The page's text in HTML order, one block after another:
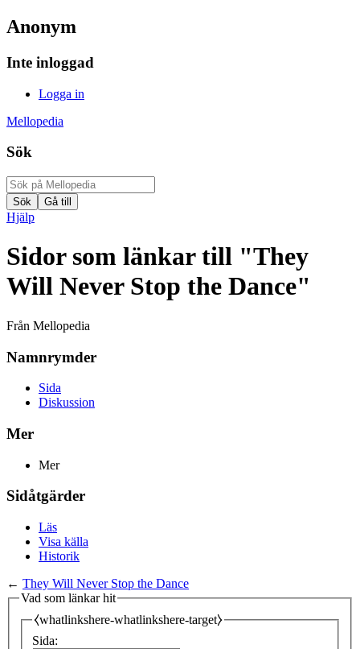
Anonym
Inte inloggad
Logga in
Mellopedia
Sök
Hjälp
Sidor som länkar till "They
Will Never Stop the Dance"
Från Mellopedia
Namnrymder
Sida
Diskussion
Mer
Mer
Sidåtgärder
Läs
Visa källa
Historik
← They Will Never Stop the Dance
Vad som länkar hit
⧼whatlinkshere-whatlinkshere-target⧽
Sida: